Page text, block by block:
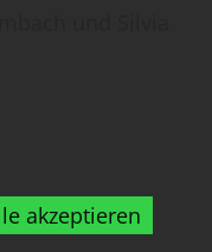
akzeptieren
und Silvia